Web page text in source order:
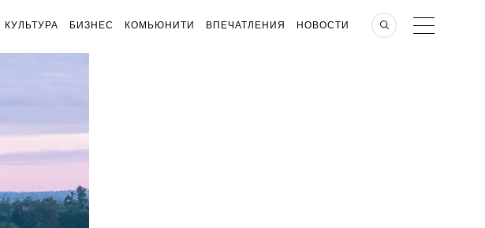
КУЛЬТУРА БИЗНЕС КОМЬЮНИТИ ВПЕЧАТЛЕНИЯ НОВОСТИ